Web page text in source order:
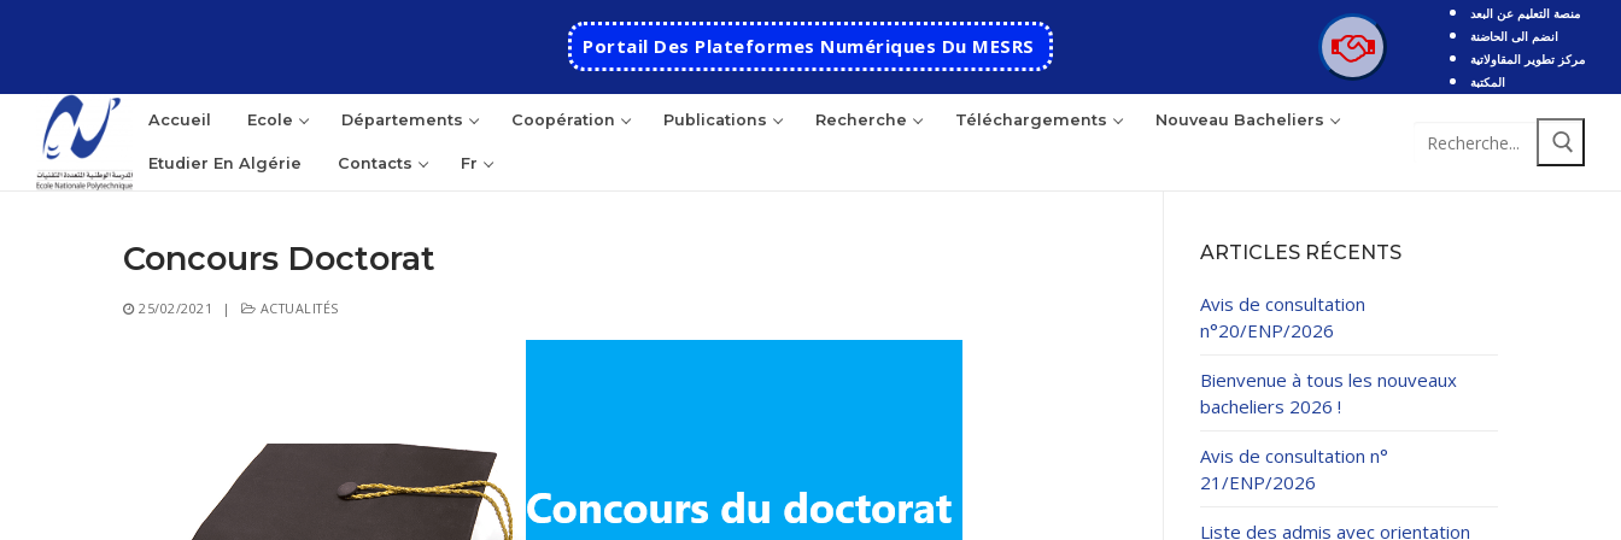
Portail Des Plateformes Numériques Du MESRS
منصة التعليم عن البعد
انضم الى الحاضنة
مركز تطوير المقاولاتية
المكتبة
Accueil Ecole Départements Coopération Publications Recherche Téléchargements Nouveau Bacheliers
Etudier En Algérie Contacts Fr
Rechercher
Présentation
Départements
Concours Doctorat
25/02/2021 | ACTUALITÉS
ARTICLES RÉCENTS
Avis de consultation
n°20/ENP/2026
Bienvenue à tous les nouveaux
bacheliers 2026 !
Avis de consultation n°
21/ENP/2026
Liste des admis avec orientation